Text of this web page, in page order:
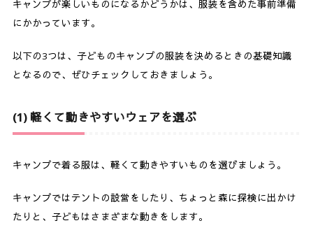
3-6. シューズ（靴）
3-7. 帽子
4. テントで寝るときの服装は？
キャンプが楽しいものになるかどうかは、服装を含めた事前準備
にかかっています。
以下の3つは、子どものキャンプの服装を決めるときの基礎知識
となるので、ぜひチェックしておきましょう。
(1) 軽くて動きやすいウェアを選ぶ
キャンプで着る服は、軽くて動きやすいものを選びましょう。
キャンプではテントの設営をしたり、ちょっと森に探検に出かけ
たりと、子どもはさまざまな動きをします。